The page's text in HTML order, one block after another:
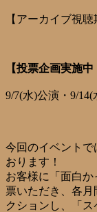
【アーカイブ視
【投票企画実施中
9/7(水)公演・9/
今回のイベントで
おります！
お客様に「面白
票いただき、各
クションし、「